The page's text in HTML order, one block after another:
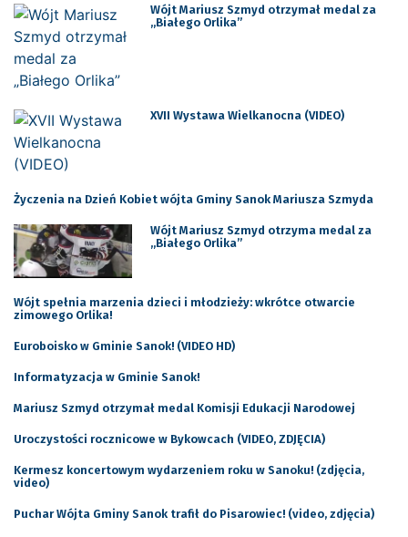
Wójt Mariusz Szmyd otrzymał medal za
„Białego Orlika”
XVII Wystawa Wielkanocna (VIDEO)
Życzenia na Dzień Kobiet wójta Gminy Sanok Mariusza Szmyda
Wójt Mariusz Szmyd otrzyma medal za
„Białego Orlika”
Wójt spełnia marzenia dzieci i młodzieży: wkrótce otwarcie
zimowego Orlika!
Euroboisko w Gminie Sanok! (VIDEO HD)
Informatyzacja w Gminie Sanok!
Mariusz Szmyd otrzymał medal Komisji Edukacji Narodowej
Uroczystości rocznicowe w Bykowcach (VIDEO, ZDJĘCIA)
Kermesz koncertowym wydarzeniem roku w Sanoku! (zdjęcia,
video)
Puchar Wójta Gminy Sanok trafił do Pisarowiec! (video, zdjęcia)